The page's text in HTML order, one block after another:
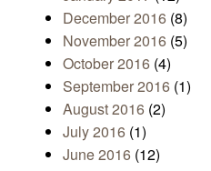
December 2016 (8)
November 2016 (5)
October 2016 (4)
September 2016 (1)
August 2016 (2)
July 2016 (1)
June 2016 (12)